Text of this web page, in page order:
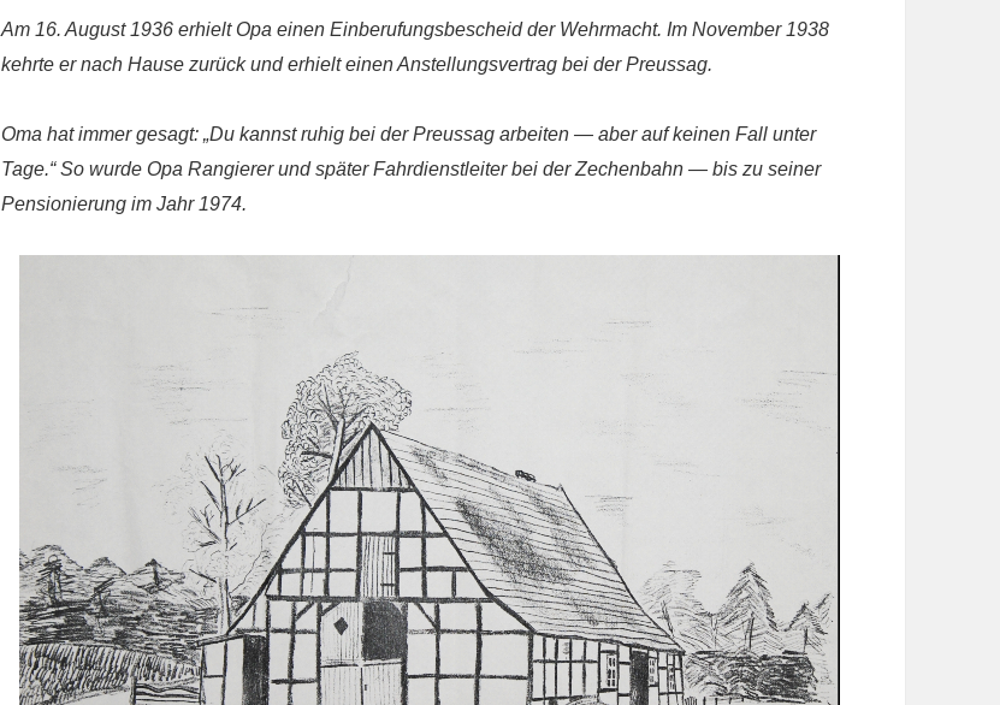
Am 16. August 1936 erhielt Opa einen Einberufungsbescheid der Wehrmacht. Im November 1938
kehrte er nach Hause zurück und erhielt einen Anstellungsvertrag bei der Preussag.
Oma hat immer gesagt: „Du kannst ruhig bei der Preussag arbeiten — aber auf keinen Fall unter
Tage.“ So wurde Opa Rangierer und später Fahrdienstleiter bei der Zechenbahn — bis zu seiner
Pensionierung im Jahr 1974.